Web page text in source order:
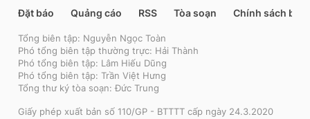
Đặt báo Quảng cáo RSS Tòa soạn Chính sách bảo
Tổng biên tập: Nguyễn Ngọc Toàn
Phó tổng biên tập thường trực: Hải Thành
Phó tổng biên tập: Lâm Hiếu Dũng
Phó tổng biên tập: Trần Việt Hưng
Tổng thư ký tòa soạn: Đức Trung
Giấy phép xuất bản số 110/GP - BTTTT cấp ngày 24.3.2020